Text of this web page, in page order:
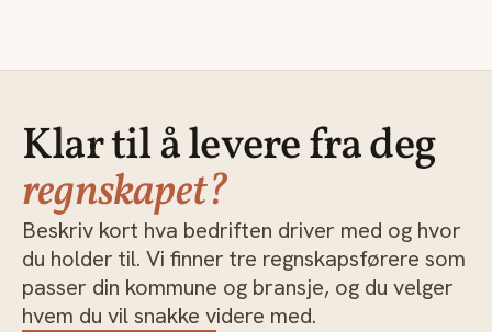
Klar til å levere fra deg
regnskapet?
Beskriv kort hva bedriften driver med og hvor
du holder til. Vi finner tre regnskapsførere som
passer din kommune og bransje, og du velger
hvem du vil snakke videre med.